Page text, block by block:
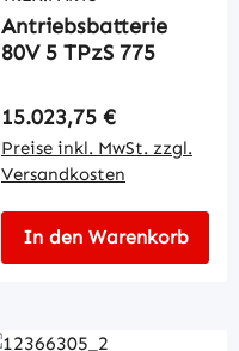
Antriebsbatterie
80V 5 TPzS 775
Regulärer Preis:
15.023,75 €
Preise inkl. MwSt. zzgl.
Versandkosten
In den Warenkorb